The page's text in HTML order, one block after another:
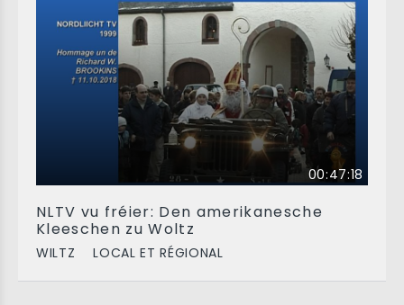
00:47:18
NLTV vu fréier: Den amerikanesche
Kleeschen zu Woltz
WILTZ LOCAL ET RÉGIONAL